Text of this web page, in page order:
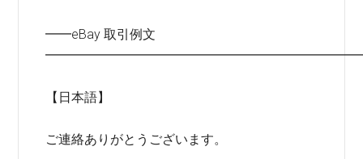
━━eBay 取引例文
【日本語】
ご連絡ありがとうございます。